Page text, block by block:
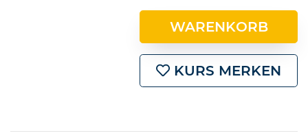
WARENKORB
KURS MERKEN